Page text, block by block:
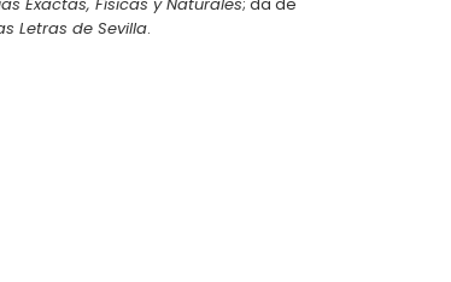
Letras de Sevilla.